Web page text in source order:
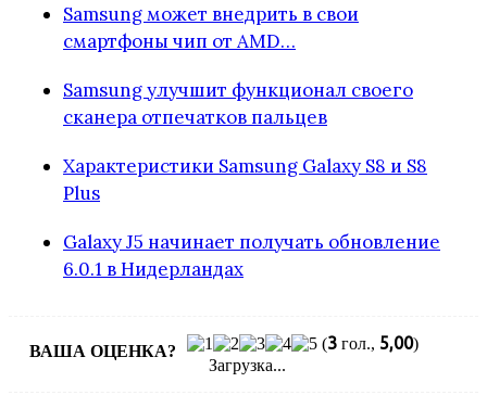
Samsung может внедрить в свои
смартфоны чип от AMD…
Samsung улучшит функционал своего
сканера отпечатков пальцев
Характеристики Samsung Galaxy S8 и S8
Plus
Galaxy J5 начинает получать обновление
6.0.1 в Нидерландах
ВАША ОЦЕНКА? (3 гол., 5,00)
Загрузка...